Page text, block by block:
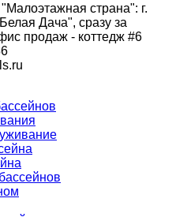
страна": г.
Дача", сразу за
продаж - коттедж #6